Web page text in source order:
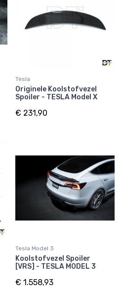
Tesla
Originele Koolstofvezel
Spoiler - TESLA Model X
€ 231,90
Tesla Model 3
Koolstofvezel Spoiler
[VRS] - TESLA MODEL 3
€ 1.558,93